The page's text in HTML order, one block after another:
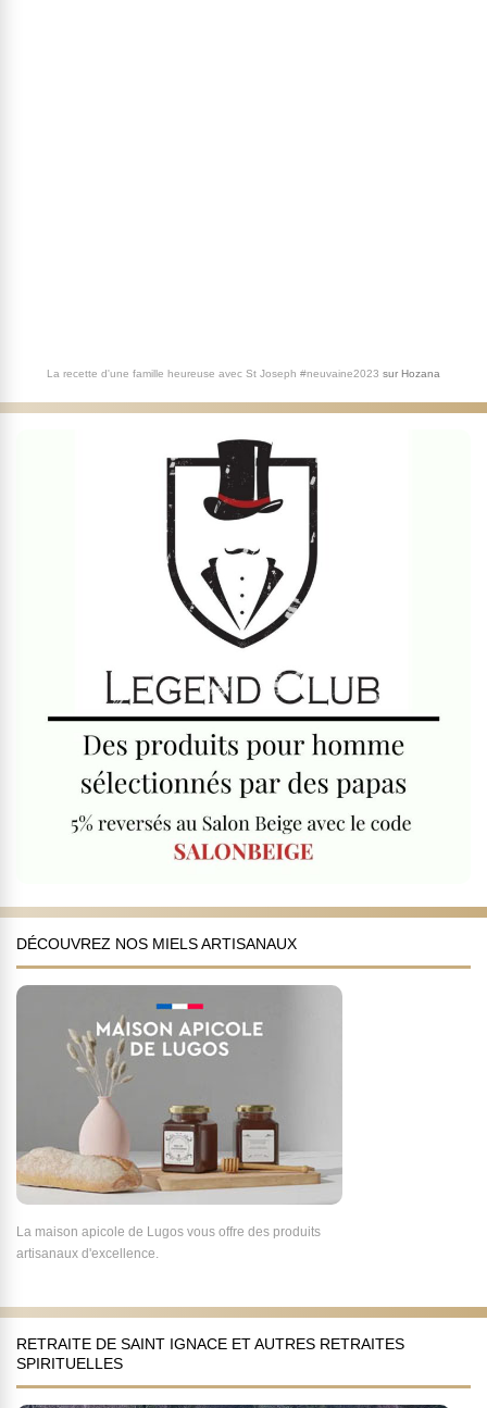
La recette d'une famille heureuse avec St Joseph #neuvaine2023 sur Hozana
DÉCOUVREZ NOS MIELS ARTISANAUX
La maison apicole de Lugos vous offre des produits
artisanaux d'excellence.
RETRAITE DE SAINT IGNACE ET AUTRES RETRAITES
SPIRITUELLES